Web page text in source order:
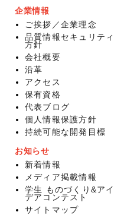
企業情報
ご挨拶／企業理念
品質情報セキュリティ
方針
会社概要
沿革
アクセス
保有資格
代表ブログ
個人情報保護方針
持続可能な開発目標
お知らせ
新着情報
メディア掲載情報
学生 ものづくり&アイ
デアコンテスト
サイトマップ